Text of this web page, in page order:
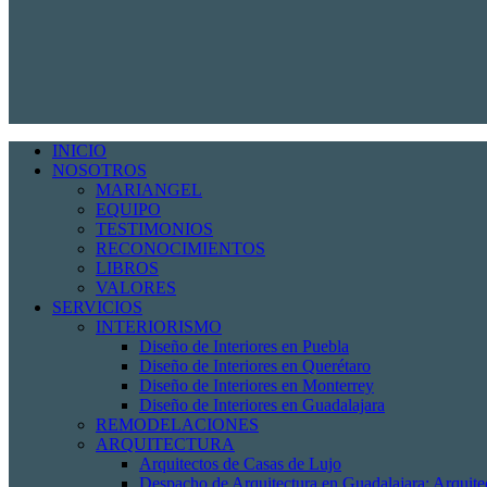
INICIO
NOSOTROS
MARIANGEL
EQUIPO
TESTIMONIOS
RECONOCIMIENTOS
LIBROS
VALORES
SERVICIOS
INTERIORISMO
Diseño de Interiores en Puebla
Diseño de Interiores en Querétaro
Diseño de Interiores en Monterrey
Diseño de Interiores en Guadalajara
REMODELACIONES
ARQUITECTURA
Arquitectos de Casas de Lujo
Despacho de Arquitectura en Guadalajara: